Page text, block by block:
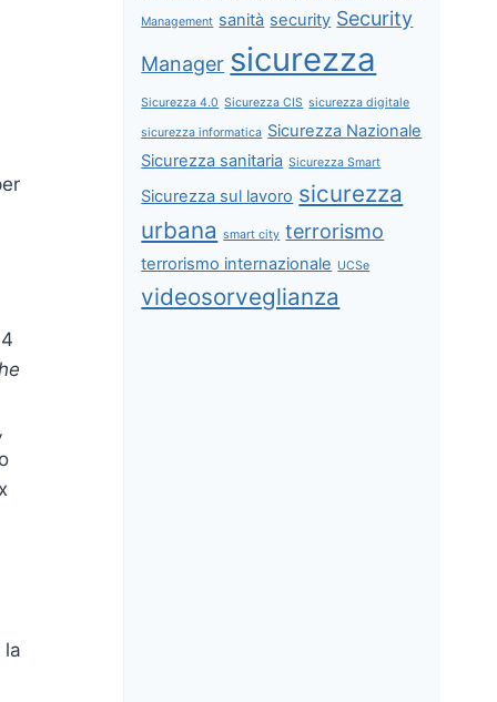
la
Management sanità security Security
Manager sicurezza
Sicurezza 4.0 Sicurezza CIS sicurezza digitale
sicurezza informatica Sicurezza Nazionale
Sicurezza sanitaria Sicurezza Smart
Sicurezza sul lavoro sicurezza
urbana smart city terrorismo
terrorismo internazionale UCSe
videosorveglianza